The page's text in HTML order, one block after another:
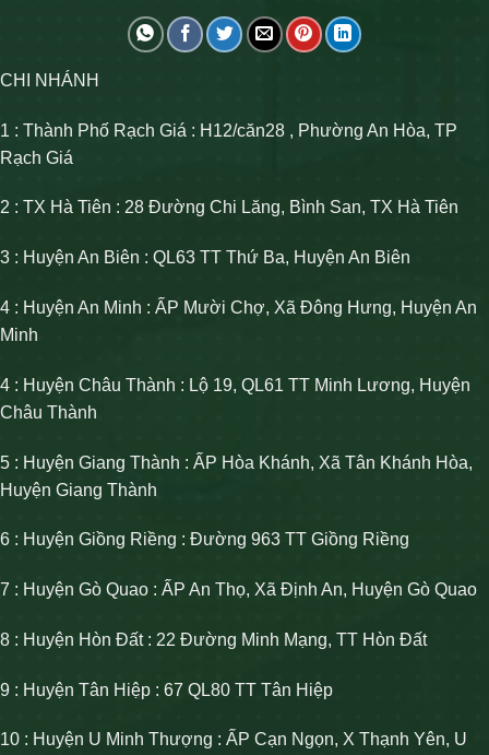
CHI NHÁNH
1 : Thành Phố Rạch Giá : H12/căn28 , Phường An Hòa, TP
Rạch Giá
2 : TX Hà Tiên : 28 Đường Chi Lăng, Bình San, TX Hà Tiên
3 : Huyện An Biên : QL63 TT Thứ Ba, Huyện An Biên
4 : Huyện An Minh : ẤP Mười Chợ, Xã Đông Hưng, Huyện An
Minh
4 : Huyện Châu Thành : Lộ 19, QL61 TT Minh Lương, Huyện
Châu Thành
5 : Huyện Giang Thành : ẤP Hòa Khánh, Xã Tân Khánh Hòa,
Huyện Giang Thành
6 : Huyện Giồng Riềng : Đường 963 TT Giồng Riềng
7 : Huyện Gò Quao : ẤP An Thọ, Xã Định An, Huyện Gò Quao
8 : Huyện Hòn Đất : 22 Đường Minh Mạng, TT Hòn Đất
9 : Huyện Tân Hiệp : 67 QL80 TT Tân Hiệp
10 : Huyện U Minh Thượng : ẤP Cạn Ngọn, X Thạnh Yên, U